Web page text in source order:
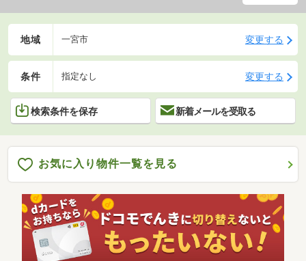
地域 一宮市 変更する
条件 指定なし 変更する
検索条件を保存 新着メールを受取る
お気に入り物件一覧を見る